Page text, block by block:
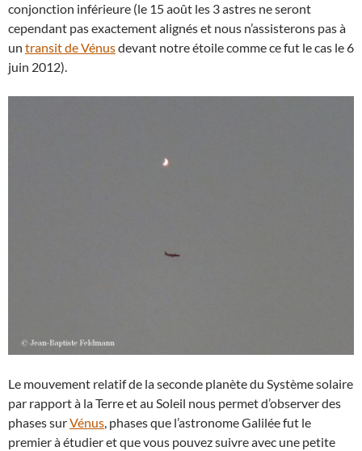
conjonction inférieure (le 15 août les 3 astres ne seront
cependant pas exactement alignés et nous n’assisterons pas à
un transit de Vénusdevant notre étoile comme ce fut le cas le 6
juin 2012).
Le mouvement relatif de la seconde planète du Système solaire
par rapport à la Terre et au Soleil nous permet d’observer des
phases surVénus, phases que l’astronome Galilée fut le
premier à étudier et que vous pouvez suivre avec une petite